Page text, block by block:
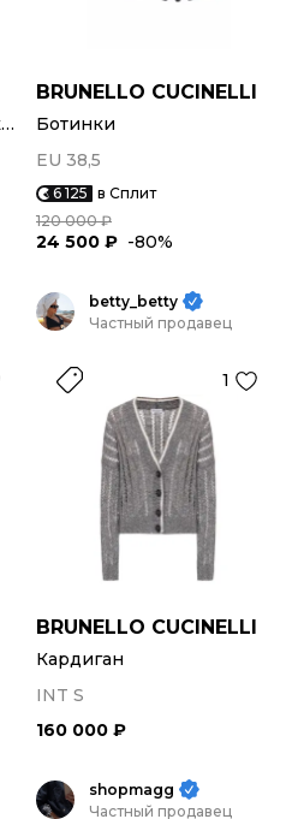
Сумка с короткими ручками
BRUNELLO CUCINELLI
Ботинки
EU 38,5
6 125 в Сплит
120 000 ₽
24 500 ₽ -80%
betty_betty
Частный продавец
1
BRUNELLO CUCINELLI
Кардиган
INT S
160 000 ₽
shopmagg
Частный продавец